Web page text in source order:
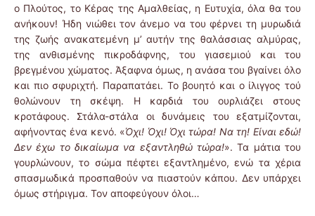
ο Πλούτος, το Κέρας της Αμαλθείας, η Ευτυχία, όλα θα του
ανήκουν! Ήδη νιώθει τον άνεμο να του φέρνει τη μυρωδιά
της ζωής ανακατεμένη μ’ αυτήν της θαλάσσιας αλμύρας,
της ανθισμένης πικροδάφνης, του γιασεμιού και του
βρεγμένου χώματος. Άξαφνα όμως, η ανάσα του βγαίνει όλο
και πιο σφυριχτή. Παραπατάει. Το βουητό και ο ίλιγγος τού
θολώνουν τη σκέψη. Η καρδιά του ουρλιάζει στους
κροτάφους. Στάλα-στάλα οι δυνάμεις του εξατμίζονται,
αφήνοντας ένα κενό. «Όχι! Όχι! Όχι τώρα! Να τη! Είναι εδώ!
Δεν έχω το δικαίωμα να εξαντληθώ τώρα!». Τα μάτια του
γουρλώνουν, το σώμα πέφτει εξαντλημένο, ενώ τα χέρια
σπασμωδικά προσπαθούν να πιαστούν κάπου. Δεν υπάρχει
όμως στήριγμα. Τον αποφεύγουν όλοι…